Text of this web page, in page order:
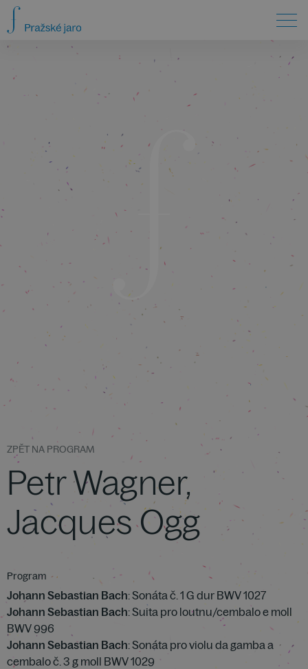
ZPĚT NA PROGRAM
Petr Wagner,
Jacques Ogg
Program
Johann Sebastian Bach: Sonáta č. 1 G dur BWV 1027
Johann Sebastian Bach: Suita pro loutnu/cembalo e moll
BWV 996
Johann Sebastian Bach: Sonáta pro violu da gamba a
cembalo č. 3 g moll BWV 1029